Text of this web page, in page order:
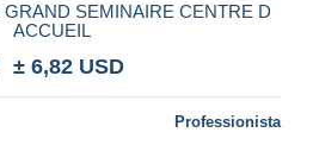
SEMINAIRE CENTRE D
ACCUEIL
± 6,82 USD
Professionista